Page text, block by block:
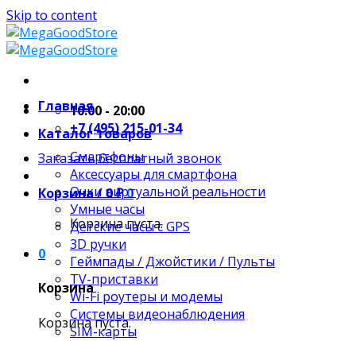
Skip to content
10:00 - 20:00
+7 (495) 215-01-34
Заказать бесплатный звонок
Корзина /0₽0
Корзина пуста.
0
Корзина
Корзина пуста.
Главная
Каталог товаров
Смартфоны
Аксессуары для смартфона
Очки виртуальной реальности
Умные часы
Детские часы с GPS
3D ручки
Геймпады / Джойстики / Пульты
TV-приставки
Wi-Fi роутеры и модемы
Системы видеонаблюдения
SIM-карты